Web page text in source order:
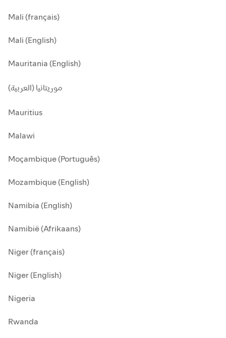
Mali (français)
Mali (English)
Mauritania (English)
موريتانيا (العربية)
Mauritius
Malawi
Moçambique (Português)
Mozambique (English)
Namibia (English)
Namibië (Afrikaans)
Niger (français)
Niger (English)
Nigeria
Rwanda